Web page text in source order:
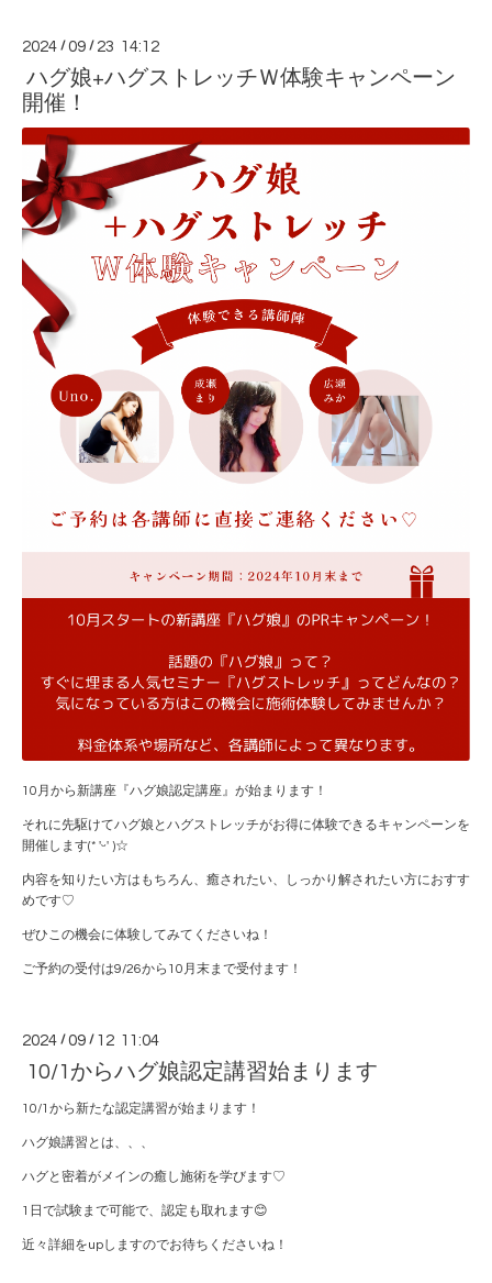
2024 /09 / 23 14:12
ハグ娘+ハグストレッチＷ体験キャンペーン
開催！
10月から新講座『ハグ娘認定講座』が始まります！
それに先駆けてハグ娘とハグストレッチがお得に体験できるキャンペーンを
開催します(* 'ᵕ' )☆
内容を知りたい方はもちろん、癒されたい、しっかり解されたい方におすす
めです♡
ぜひこの機会に体験してみてくださいね！
ご予約の受付は9/26から10月末まで受付ます！
2024 /09 / 12 11:04
10/1からハグ娘認定講習始まります
10/1から新たな認定講習が始まります！
ハグ娘講習とは、、、
ハグと密着がメインの癒し施術を学びます♡
1日で試験まで可能で、認定も取れます😊
近々詳細をupしますのでお待ちくださいね！